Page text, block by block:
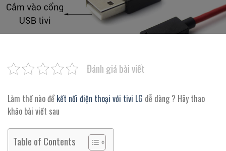
Đánh giá bài viết
Làm thế nào đểkết nối điện thoại với tivi LG dễ dàng ? Hãy thao
khảo bài viết sau
Table of Contents